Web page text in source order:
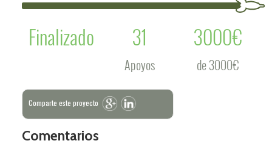
Finalizado
31
Apoyos
3000€
de 3000€
Comparte este proyecto
Comentarios